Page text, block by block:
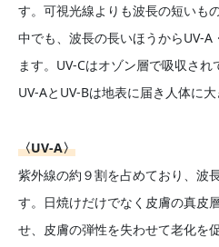
す。可視光線よりも波長の短いも
中でも、波長の長いほうからUV-A
ます。UV-Cはオゾン層で吸収され
UV-AとUV-Bは地表に届き人体に大
〈UV-A〉
紫外線の約９割を占めており、波
す。日焼けだけでなく皮膚の真皮
せ、皮膚の弾性を失わせて老化を